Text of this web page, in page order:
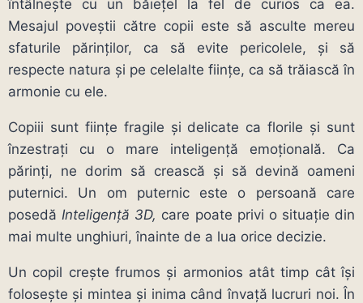
întâlnește cu un băiețel la fel de curios ca ea.
Mesajul poveștii către copii este să asculte mereu
sfaturile părinților, ca să evite pericolele, și să
respecte natura și pe celelalte ființe, ca să trăiască în
armonie cu ele.
Copiii sunt ființe fragile și delicate ca florile și sunt
înzestrați cu o mare inteligență emoțională. Ca
părinți, ne dorim să crească și să devină oameni
puternici. Un om puternic este o persoană care
posedăInteligență 3D, care poate privi o situație din
mai multe unghiuri, înainte de a lua orice decizie.
Un copil crește frumos și armonios atât timp cât își
folosește și mintea și inima când învață lucruri noi. În